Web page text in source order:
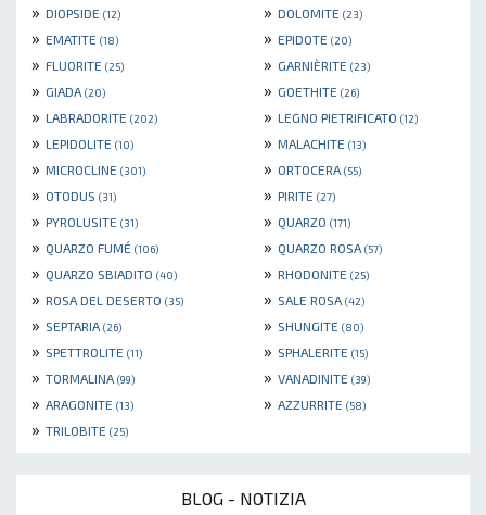
» DIOPSIDE (12) » DOLOMITE (23)
» EMATITE (18) » EPIDOTE (20)
» FLUORITE (25) » GARNIÈRITE (23)
» GIADA (20) » GOETHITE (26)
» LABRADORITE (202) » LEGNO PIETRIFICATO (12)
» LEPIDOLITE (10) » MALACHITE (13)
» MICROCLINE (301) » ORTOCERA (55)
» OTODUS (31) » PIRITE (27)
» PYROLUSITE (31) » QUARZO (171)
» QUARZO FUMÉ (106) » QUARZO ROSA (57)
» QUARZO SBIADITO (40) » RHODONITE (25)
» ROSA DEL DESERTO (35) » SALE ROSA (42)
» SEPTARIA (26) » SHUNGITE (80)
» SPETTROLITE (11) » SPHALERITE (15)
» TORMALINA (99) » VANADINITE (39)
» ARAGONITE (13) » AZZURRITE (58)
» TRILOBITE (25)
BLOG - NOTIZIA